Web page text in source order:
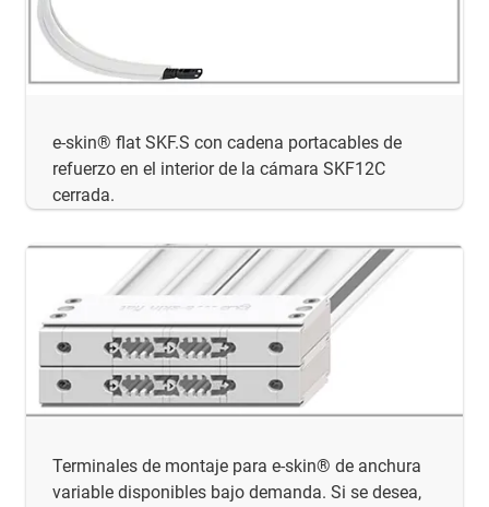
e-skin® flat SKF.S con cadena portacables de
refuerzo en el interior de la cámara SKF12C
cerrada.
Terminales de montaje para e-skin® de anchura
variable disponibles bajo demanda. Si se desea,